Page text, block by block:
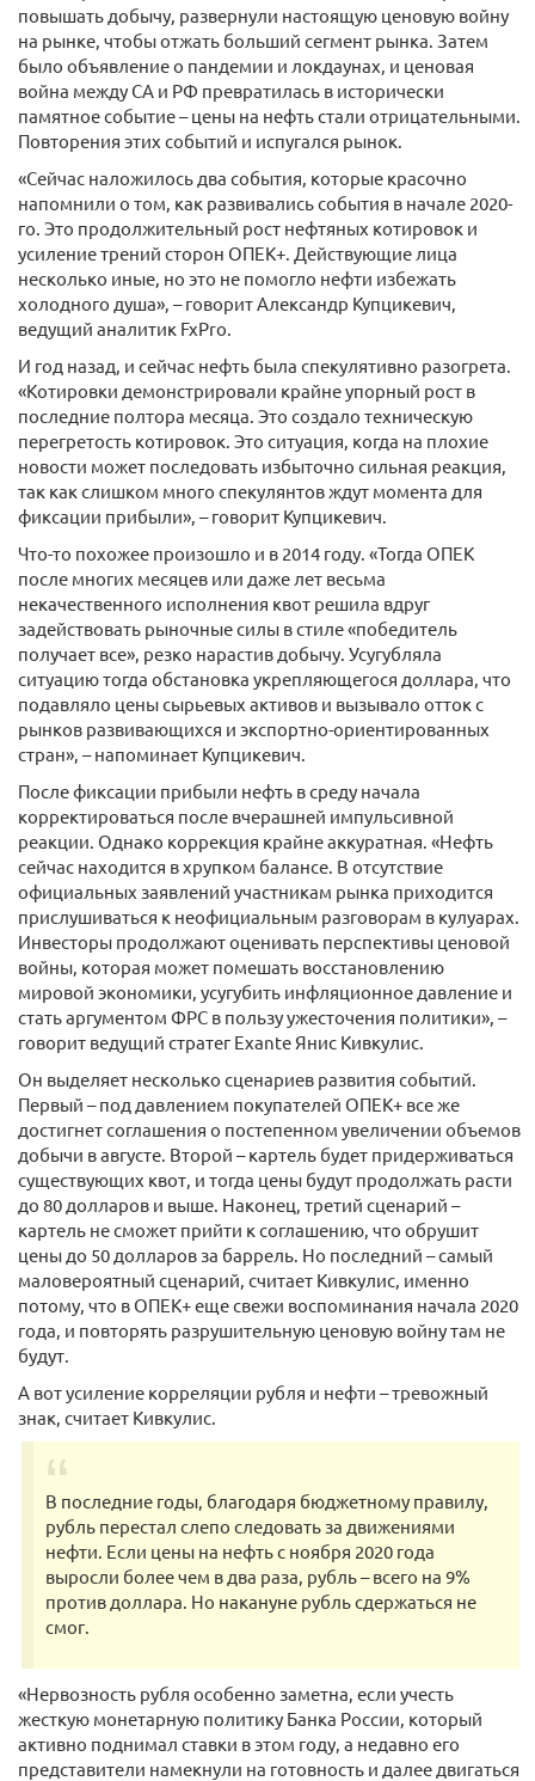
повышать добычу, развернули настоящую ценовую войну
на рынке, чтобы отжать больший сегмент рынка. Затем
было объявление о пандемии и локдаунах, и ценовая
война между СА и РФ превратилась в исторически
памятное событие – цены на нефть стали отрицательными.
Повторения этих событий и испугался рынок.
«Сейчас наложилось два события, которые красочно
напомнили о том, как развивались события в начале 2020-
го. Это продолжительный рост нефтяных котировок и
усиление трений сторон ОПЕК+. Действующие лица
несколько иные, но это не помогло нефти избежать
холодного душа», – говорит Александр Купцикевич,
ведущий аналитик FxPro.
И год назад, и сейчас нефть была спекулятивно разогрета.
«Котировки демонстрировали крайне упорный рост в
последние полтора месяца. Это создало техническую
перегретость котировок. Это ситуация, когда на плохие
новости может последовать избыточно сильная реакция,
так как слишком много спекулянтов ждут момента для
фиксации прибыли», – говорит Купцикевич.
Что-то похожее произошло и в 2014 году. «Тогда ОПЕК
после многих месяцев или даже лет весьма
некачественного исполнения квот решила вдруг
задействовать рыночные силы в стиле «победитель
получает все», резко нарастив добычу. Усугубляла
ситуацию тогда обстановка укрепляющегося доллара, что
подавляло цены сырьевых активов и вызывало отток с
рынков развивающихся и экспортно-ориентированных
стран», – напоминает Купцикевич.
После фиксации прибыли нефть в среду начала
корректироваться после вчерашней импульсивной
реакции. Однако коррекция крайне аккуратная. «Нефть
сейчас находится в хрупком балансе. В отсутствие
официальных заявлений участникам рынка приходится
прислушиваться к неофициальным разговорам в кулуарах.
Инвесторы продолжают оценивать перспективы ценовой
войны, которая может помешать восстановлению
мировой экономики, усугубить инфляционное давление и
стать аргументом ФРС в пользу ужесточения политики», –
говорит ведущий стратег Exante Янис Кивкулис.
Он выделяет несколько сценариев развития событий.
Первый – под давлением покупателей ОПЕК+ все же
достигнет соглашения о постепенном увеличении объемов
добычи в августе. Второй – картель будет придерживаться
существующих квот, и тогда цены будут продолжать расти
до 80 долларов и выше. Наконец, третий сценарий –
картель не сможет прийти к соглашению, что обрушит
цены до 50 долларов за баррель. Но последний – самый
маловероятный сценарий, считает Кивкулис, именно
потому, что в ОПЕК+ еще свежи воспоминания начала 2020
года, и повторять разрушительную ценовую войну там не
будут.
А вот усиление корреляции рубля и нефти – тревожный
знак, считает Кивкулис.
В последние годы, благодаря бюджетному правилу,
рубль перестал слепо следовать за движениями
нефти. Если цены на нефть с ноября 2020 года
выросли более чем в два раза, рубль – всего на 9%
против доллара. Но накануне рубль сдержаться не
смог.
«Нервозность рубля особенно заметна, если учесть
жесткую монетарную политику Банка России, который
активно поднимал ставки в этом году, а недавно его
представители намекнули на готовность и далее двигаться